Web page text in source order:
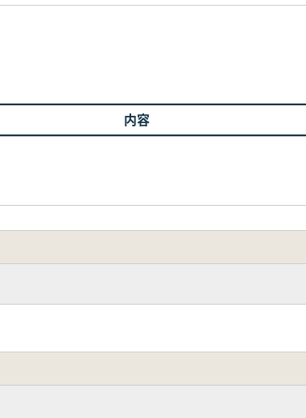
内容